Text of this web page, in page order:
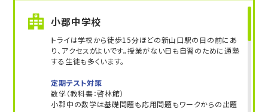
小郡中学校
トライは学校から徒歩15分ほどの新山口駅の目の前にあ
り、アクセスがよいです。授業がない日も自習のために通塾
する生徒も多くいます。
定期テスト対策
数学（教科書：啓林館）
小郡中の数学は基礎問題も応用問題もワークからの出題